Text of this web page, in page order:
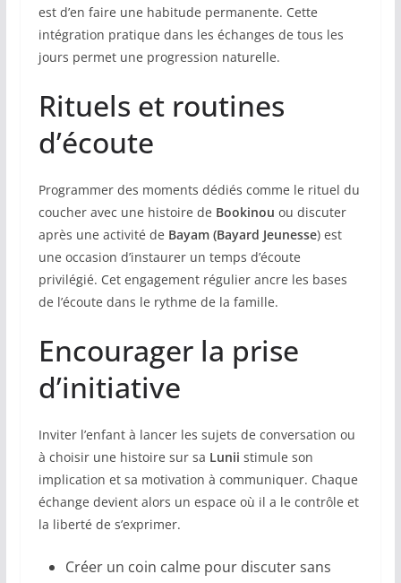
est d’en faire une habitude permanente. Cette
intégration pratique dans les échanges de tous les
jours permet une progression naturelle.
Rituels et routines
d’écoute
Programmer des moments dédiés comme le rituel du
coucher avec une histoire de Bookinou ou discuter
après une activité de Bayam (Bayard Jeunesse) est
une occasion d’instaurer un temps d’écoute
privilégié. Cet engagement régulier ancre les bases
de l’écoute dans le rythme de la famille.
Encourager la prise
d’initiative
Inviter l’enfant à lancer les sujets de conversation ou
à choisir une histoire sur sa Lunii stimule son
implication et sa motivation à communiquer. Chaque
échange devient alors un espace où il a le contrôle et
la liberté de s’exprimer.
Créer un coin calme pour discuter sans